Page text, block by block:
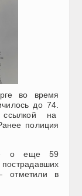
во время
до 74.
на
полиция
о еще 59
отметили в